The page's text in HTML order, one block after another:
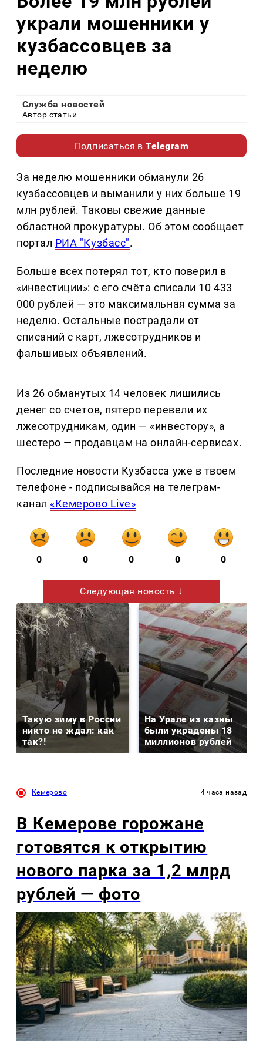
украли мошенники у
кузбассовцев за
неделю
Служба новостей
Автор статьи
Подписаться вTelegram
За неделю мошенники обманули 26
кузбассовцев и выманили у них больше 19
млн рублей. Таковы свежие данные
областной прокуратуры. Об этом сообщает
портал РИА "Кузбасс".
Больше всех потерял тот, кто поверил в
«инвестиции»: с его счёта списали 10 433
000 рублей — это максимальная сумма за
неделю. Остальные пострадали от
списаний с карт, лжесотрудников и
фальшивых объявлений.
Из 26 обманутых 14 человек лишились
денег со счетов, пятеро перевели их
лжесотрудникам, один — «инвестору», а
шестеро — продавцам на онлайн-сервисах.
Последние новости Кузбасса уже в твоем
телефоне - подписывайся на телеграм-
канал «Кемерово Live»
0 0 0 0 0
Следующая новость ↓
Такую зиму в России
никто не ждал: как
так?!
На Урале из казны
были украдены 18
миллионов рублей
Кемерово 4 часа назад
В Кемерове горожане
готовятся к открытию
нового парка за 1,2 млрд
рублей — фото